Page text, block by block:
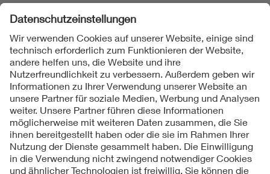
Folgen Sie uns
Kontakt